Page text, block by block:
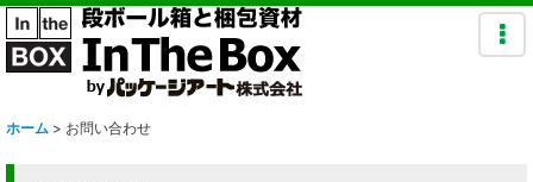
ホーム > お問い合わせ